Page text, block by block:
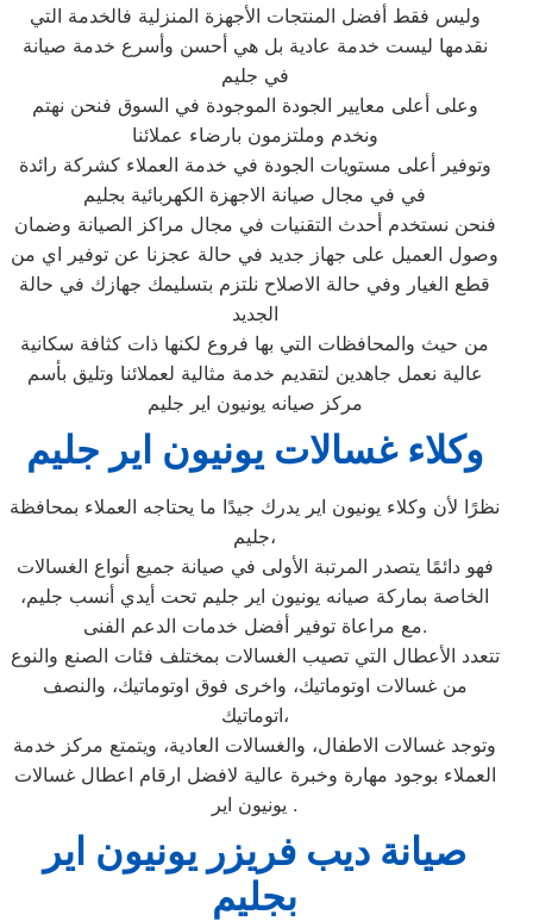
وليس فقط أفضل المنتجات الأجهزة المنزلية فالخدمة التي
نقدمها ليست خدمة عادية بل هي أحسن وأسرع خدمة صيانة
في جليم
وعلى أعلى معايير الجودة الموجودة في السوق فنحن نهتم
ونخدم وملتزمون بارضاء عملائنا
وتوفير أعلى مستويات الجودة في خدمة العملاء كشركة رائدة
في في مجال صيانة الاجهزة الكهربائية بجليم
فنحن نستخدم أحدث التقنيات في مجال مراكز الصيانة وضمان
وصول العميل على جهاز جديد في حالة عجزنا عن توفير اي من
قطع الغيار وفي حالة الاصلاح نلتزم بتسليمك جهازك في حالة
الجديد
من حيث والمحافظات التي بها فروع لكنها ذات كثافة سكانية
عالية نعمل جاهدين لتقديم خدمة مثالية لعملائنا وتليق بأسم
مركز صيانه يونيون اير جليم
وكلاء غسالات يونيون اير جليم
نظرًا لأن وكلاء يونيون اير يدرك جيدًا ما يحتاجه العملاء بمحافظة
جليم،
فهو دائمًا يتصدر المرتبة الأولى في صيانة جميع أنواع الغسالات
الخاصة بماركة صيانه يونيون اير جليم تحت أيدي أنسب جليم،
مع مراعاة توفير أفضل خدمات الدعم الفنى.
تتعدد الأعطال التي تصيب الغسالات بمختلف فئات الصنع والنوع
من غسالات اوتوماتيك، واخرى فوق اوتوماتيك، والنصف
اتوماتيك،
وتوجد غسالات الاطفال، والغسالات العادية، ويتمتع مركز خدمة
العملاء بوجود مهارة وخبرة عالية لافضل ارقام اعطال غسالات
يونيون اير .
صيانة ديب فريزر يونيون اير
بجليم